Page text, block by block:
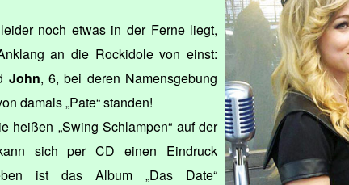
noch etwas in der Ferne liegt,
an die Rockidole von einst:
John, 6, bei deren Namensgebung
damals „Pate“ standen!
heißen „Swing Schlampen“ auf der
sich per CD einen Eindruck
ist das Album „Das Date“